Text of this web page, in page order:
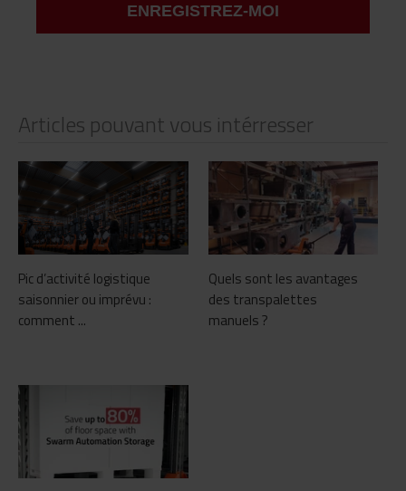
Articles pouvant vous intérresser
Pic d’activité logistique
saisonnier ou imprévu :
comment ...
Quels sont les avantages
des transpalettes
manuels ?